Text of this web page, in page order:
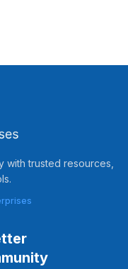
with trusted resources,